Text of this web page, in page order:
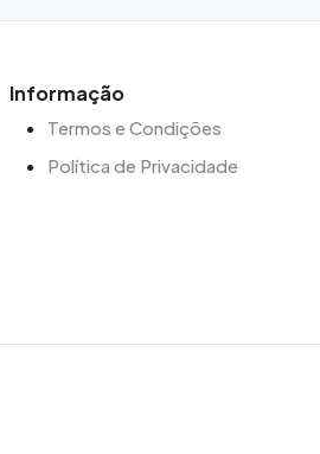
Informação
Termos e Condições
Política de Privacidade